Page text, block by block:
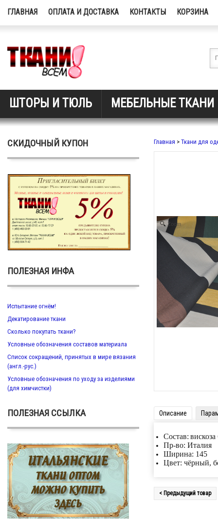
ГЛАВНАЯ ОПЛАТА И ДОСТАВКА КОНТАКТЫ КОРЗИНА
ШТОРЫ И ТЮЛЬ МЕБЕЛЬНЫЕ ТКАНИ
СКИДОЧНЫЙ КУПОН
ПОЛЕЗНАЯ ИНФА
Испытание огнём!
Декатирование ткани
Сколько покупать ткани?
Условные обозначения составов материала
Список сокращений, принятых в мире вязания
(англ.-рус.)
Условные обозначения по уходу за изделиями
(для химчистки)
ПОЛЕЗНАЯ ССЫЛКА
Главная > Ткани для
Zoom
Описание
Состав:
Пр-во: Италия
Ширина: 145
Цвет: чёрный,
< Предыдущий товар